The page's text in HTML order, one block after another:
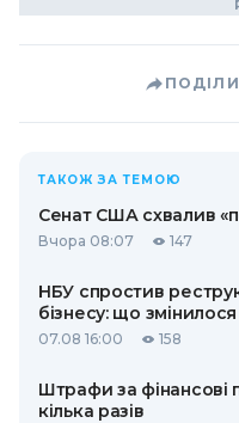
ТАКОЖ ЗА ТЕМОЮ
Сенат США схвалив
Вчора 08:07 147
НБУ спростив
бізнесу: що змінилося
07.08 16:00 158
Штрафи за фінансові
кілька разів